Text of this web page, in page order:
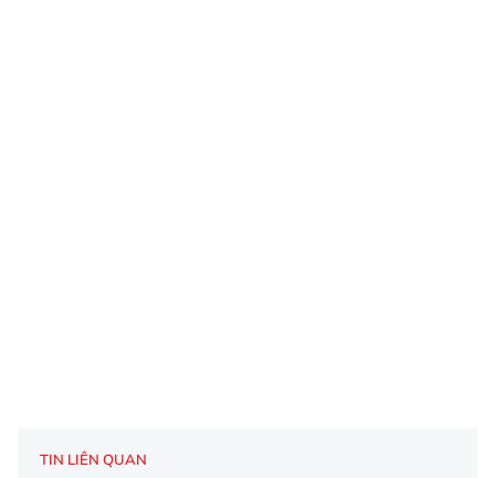
TIN LIÊN QUAN